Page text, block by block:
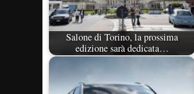
Salone di Torino, la prossima
edizione sarà dedicata…